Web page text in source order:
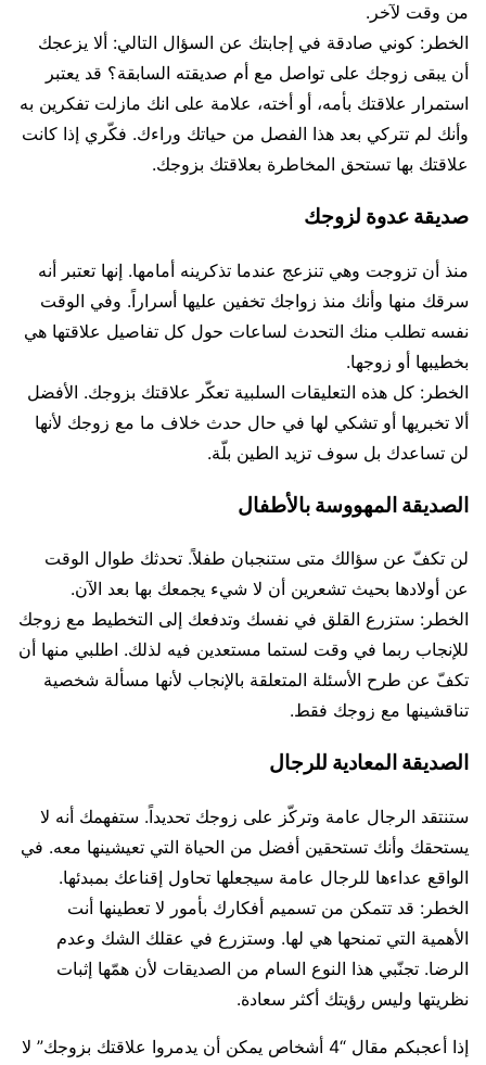
من وقت لآخر.
الخطر: كوني صادقة في إجابتك عن السؤال التالي: ألا يزعجك
أن يبقى زوجك على تواصل مع أم صديقته السابقة؟ قد يعتبر
استمرار علاقتك بأمه، أو أخته، علامة على انك مازلت تفكرين به
وأنك لم تتركي بعد هذا الفصل من حياتك وراءك. فكّري إذا كانت
علاقتك بها تستحق المخاطرة بعلاقتك بزوجك.
صديقة عدوة لزوجك
منذ أن تزوجت وهي تنزعج عندما تذكرينه أمامها. إنها تعتبر أنه
سرقك منها وأنك منذ زواجك تخفين عليها أسراراً. وفي الوقت
نفسه تطلب منك التحدث لساعات حول كل تفاصيل علاقتها هي
بخطيبها أو زوجها.
الخطر: كل هذه التعليقات السلبية تعكّر علاقتك بزوجك. الأفضل
ألا تخبريها أو تشكي لها في حال حدث خلاف ما مع زوجك لأنها
لن تساعدك بل سوف تزيد الطين بلّة.
الصديقة المهووسة بالأطفال
لن تكفّ عن سؤالك متى ستنجبان طفلاً. تحدثك طوال الوقت
عن أولادها بحيث تشعرين أن لا شيء يجمعك بها بعد الآن.
الخطر: ستزرع القلق في نفسك وتدفعك إلى التخطيط مع زوجك
للإنجاب ربما في وقت لستما مستعدين فيه لذلك. اطلبي منها أن
تكفّ عن طرح الأسئلة المتعلقة بالإنجاب لأنها مسألة شخصية
تناقشينها مع زوجك فقط.
الصديقة المعادية للرجال
ستنتقد الرجال عامة وتركّز على زوجك تحديداً. ستفهمك أنه لا
يستحقك وأنك تستحقين أفضل من الحياة التي تعيشينها معه. في
الواقع عداءها للرجال عامة سيجعلها تحاول إقناعك بمبدئها.
الخطر: قد تتمكن من تسميم أفكارك بأمور لا تعطينها أنت
الأهمية التي تمنحها هي لها. وستزرع في عقلك الشك وعدم
الرضا. تجنّبي هذا النوع السام من الصديقات لأن همّها إثبات
نظريتها وليس رؤيتك أكثر سعادة.
إذا أعجبكم مقال “4 أشخاص يمكن أن يدمروا علاقتك بزوجك” لا